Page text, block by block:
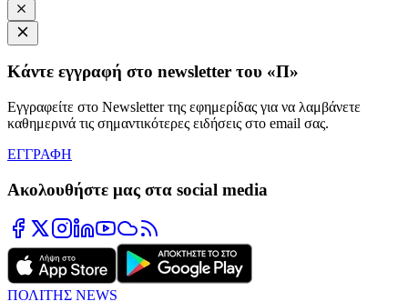
Κάντε εγγραφή στο newsletter του «Π»
Εγγραφείτε στο Newsletter της εφημερίδας για να λαμβάνετε
καθημερινά τις σημαντικότερες ειδήσεις στο email σας.
ΕΓΓΡΑΦΗ
Ακολουθήστε μας στα social media
ΠΟΛΙΤΗΣ NEWS